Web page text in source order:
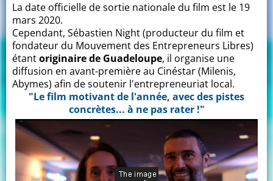
La date officielle de sortie nationale du film est le 19
mars 2020.
Cependant, Sébastien Night (producteur du film et
fondateur du Mouvement des Entrepreneurs Libres)
étantoriginaire de Guadeloupe, il organise une
diffusion en avant-première au Cinéstar (Milenis,
Abymes) afin de soutenir l'entrepreneuriat local.
"Le film motivant de l'année, avec des pistes
concrètes... à ne pas rater !"